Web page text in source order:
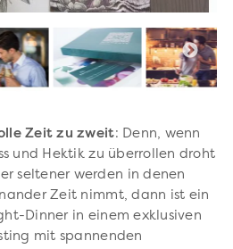
Zeit zu zweit: Denn, wenn
und Hektik zu überrollen droht
seltener werden in denen
Zeit nimmt, dann ist ein
Dinner in einem exklusiven
mit spannenden